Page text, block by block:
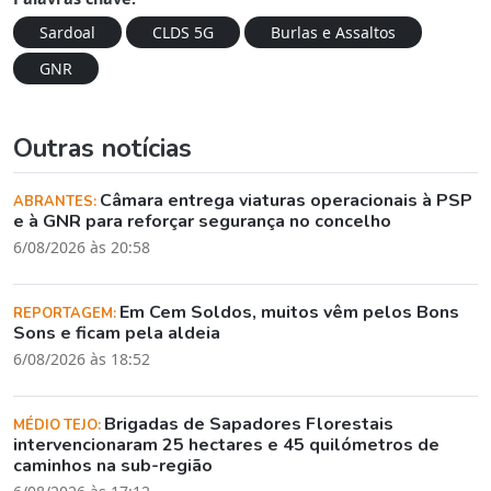
Sardoal
CLDS 5G
Burlas e Assaltos
GNR
Outras notícias
ABRANTES: Câmara entrega viaturas operacionais à PSP
e à GNR para reforçar segurança no concelho
6/08/2026 às 20:58
REPORTAGEM: Em Cem Soldos, muitos vêm pelos Bons
Sons e ficam pela aldeia
6/08/2026 às 18:52
MÉDIO TEJO: Brigadas de Sapadores Florestais
intervencionaram 25 hectares e 45 quilómetros de
caminhos na sub-região